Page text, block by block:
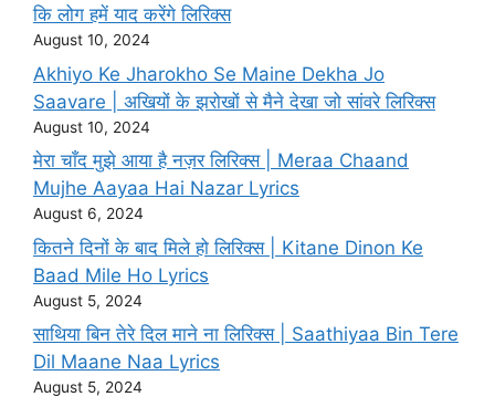
कि लोग हमें याद करेंगे लिरिक्स
August 10, 2024
Akhiyo Ke Jharokho Se Maine Dekha Jo
Saavare | अखियों के झरोखों से मैने देखा जो सांवरे लिरिक्स
August 10, 2024
मेरा चाँद मुझे आया है नज़र लिरिक्स | Meraa Chaand
Mujhe Aayaa Hai Nazar Lyrics
August 6, 2024
कितने दिनों के बाद मिले हो लिरिक्स | Kitane Dinon Ke
Baad Mile Ho Lyrics
August 5, 2024
साथिया बिन तेरे दिल माने ना लिरिक्स | Saathiyaa Bin Tere
Dil Maane Naa Lyrics
August 5, 2024